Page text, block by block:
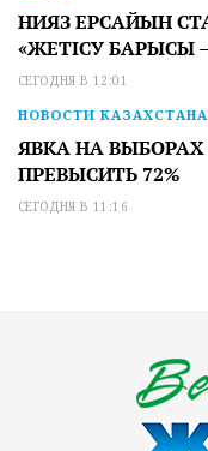
НИЯЗ ЕРСАЙЫН
«ЖЕТІСУ БАРЫСЫ –
СЕГОДНЯ В 12:01
НОВОСТИ КАЗАХСТАНА
ЯВКА НА
ПРЕВЫСИТЬ 72%
СЕГОДНЯ В 11:16